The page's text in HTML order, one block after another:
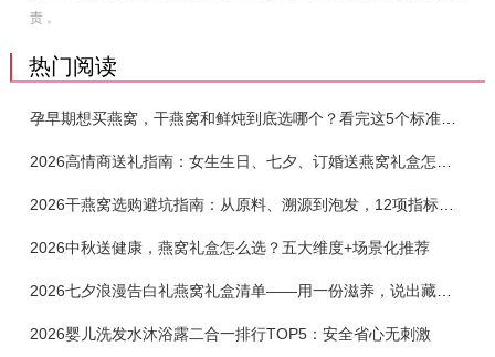
责 。
热门阅读
孕早期想买燕窝，干燕窝和鲜炖到底选哪个？看完这5个标准再下单
2026干燕窝选购避坑指南：从原料、溯源到泡发，12项指标判断靠谱燕窝
2026中秋送健康，燕窝礼盒怎么选？五大维度+场景化推荐
2026七夕浪漫告白礼燕窝礼盒清单——用一份滋养，说出藏在心底的爱
2026婴儿洗发水沐浴露二合一排行TOP5：安全省心无刺激